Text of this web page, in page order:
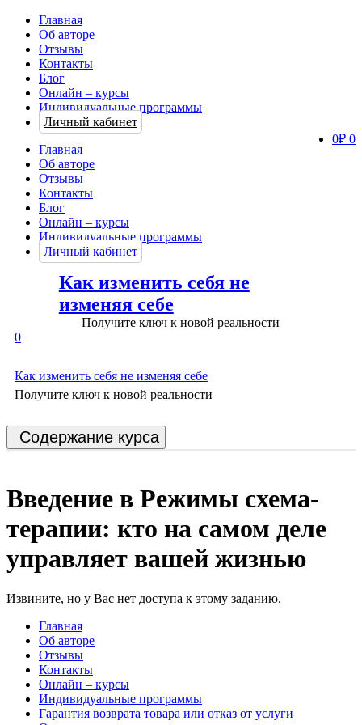
Главная
Об авторе
Отзывы
Контакты
Блог
Онлайн – курсы
Индивидуальные программы
Личный кабинет
0₽ 0
Главная
Об авторе
Отзывы
Контакты
Блог
Онлайн – курсы
Индивидуальные программы
Личный кабинет
Как изменить себя не
изменяя себе
Получите ключ к новой реальности
0
Как изменить себя не изменяя себе
Получите ключ к новой реальности
Содержание курса
Введение в Режимы схема-
терапии: кто на самом деле
управляет вашей жизнью
Извините, но у Вас нет доступа к этому заданию.
Главная
Об авторе
Отзывы
Контакты
Онлайн – курсы
Индивидуальные программы
Гарантия возврата товара или отказ от услуги